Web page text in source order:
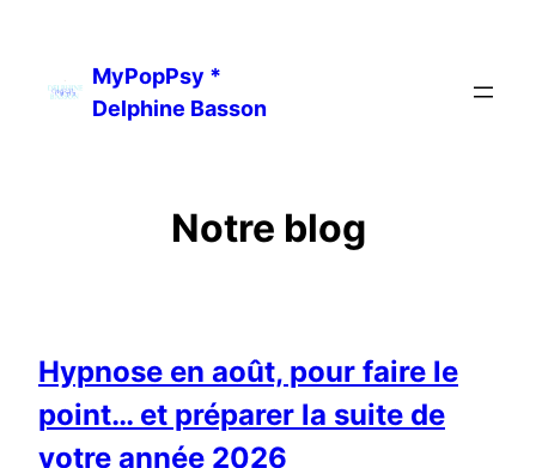
contenu MyPopPsy *
Delphine Basson
Notre blog
Hypnose en août, pour faire le
point… et préparer la suite de
votre année 2026